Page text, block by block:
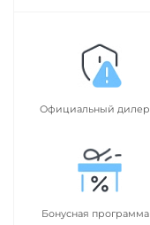
Официальный дилер
Бонусная программа